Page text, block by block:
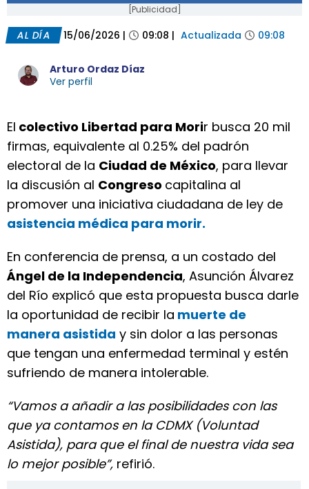
[Publicidad]
AL DÍA 15/06/2026 | 09:08 | Actualizada 09:08
Arturo Ordaz Díaz
Ver perfil
El colectivo Libertad para Morir busca 20 mil
firmas, equivalente al 0.25% del padrón
electoral de la Ciudad de México, para llevar
la discusión al Congreso capitalina al
promover una iniciativa ciudadana de ley de
asistencia médica para morir.
En conferencia de prensa, a un costado del
Ángel de la Independencia, Asunción Álvarez
del Río explicó que esta propuesta busca darle
la oportunidad de recibir la muerte de
manera asistida y sin dolor a las personas
que tengan una enfermedad terminal y estén
sufriendo de manera intolerable.
“Vamos a añadir a las posibilidades con las
que ya contamos en la CDMX (Voluntad
Asistida), para que el final de nuestra vida sea
lo mejor posible”, refirió.